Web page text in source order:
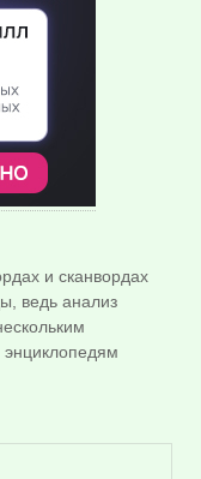
и сканвордах
ведь анализ